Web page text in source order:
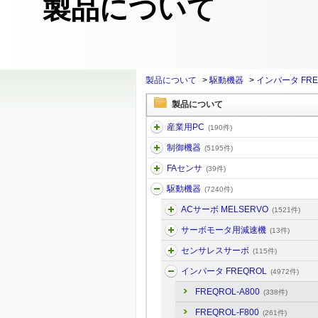
製品について
製品について >駆動機器 > インバータ
製品について
産業用PC (190件)
制御機器 (5195件)
FAセンサ (39件)
駆動機器 (7240件)
ACサーボ MELSERVO (1521件)
サーボモータ用減速機 (13件)
センサレスサーボ (115件)
インバータ FREQROL (4972件)
FREQROL-A800 (338件)
FREQROL-F800 (261件)